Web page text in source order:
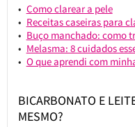
Como clarear a pele
Receitas caseiras para
Buço manchado: como
Melasma: 8 cuidados
O que aprendi com
BICARBONATO E
MESMO?